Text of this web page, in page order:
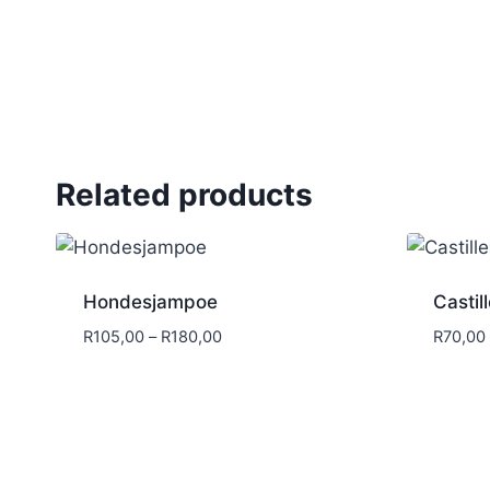
Related products
Hondesjampoe
R105,00 – R180,00Price
R70,00